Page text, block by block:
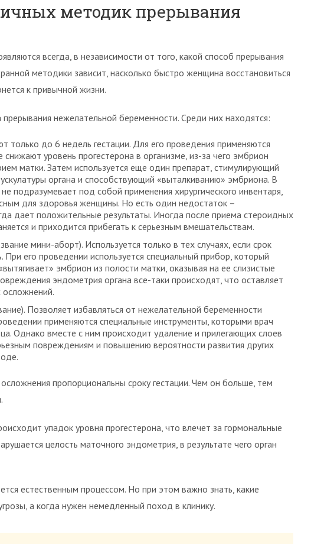
методик прерывания
всегда, в независимости от того, какой способ прерывания
методики зависит, насколько быстро женщина восстановиться
к привычной жизни.
прерывания нежелательной беременности. Среди них находятся:
до 6 недель гестации. Для его проведения применяются
уровень прогестерона в организме, из-за чего эмбрион
матки. Затем используется еще один препарат, стимулирующий
органа и способствующий «выталкиванию» эмбриона. В
подразумевает под собой применения хирургического инвентаря,
для здоровья женщины. Но есть один недостаток –
дает положительные результаты. Иногда после приема стероидных
и приходится прибегать к серьезным вмешательствам.
мини-аборт). Используется только в тех случаях, если срок
При его проведении используется специальный прибор, который
эмбрион из полости матки, оказывая на ее слизистые
эндометрия органа все-таки происходят, что оставляет
осложнений.
Позволяет избавляться от нежелательной беременности
применяются специальные инструменты, которыми врач
Однако вместе с ним происходит удаление и прилегающих слоев
повреждениям и повышению вероятности развития других
пропорциональны сроку гестации. Чем он больше, тем
упадок уровня прогестерона, что влечет за гормональные
целость маточного эндометрия, в результате чего орган
естественным процессом. Но при этом важно знать, какие
а когда нужен немедленный поход в клинику.